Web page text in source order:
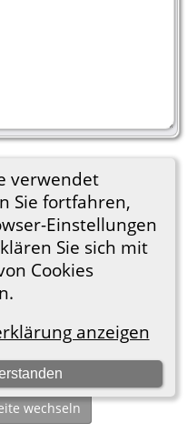
verwendet
Sie fortfahren,
Einstellungen
Sie sich mit
Cookies
anzeigen
persönlichen
dass ich jederzeit den
diese Daten zu löschen.
Lythgoe © 2001-2026.
wechseln